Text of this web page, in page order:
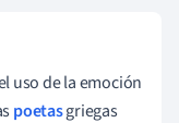
uso de la emoción
poetasgriegas